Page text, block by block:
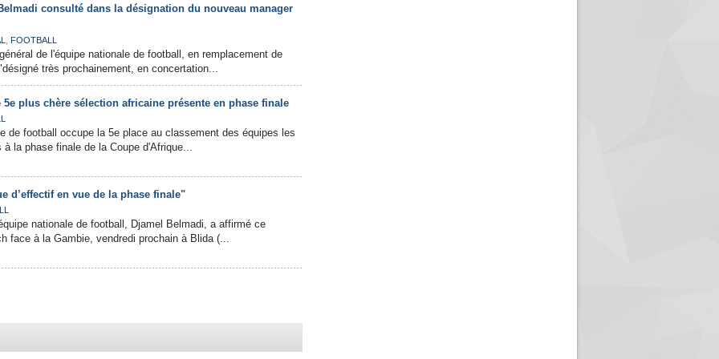
consulté dans la désignation du nouveau manager
, FOOTBALL
de l'équipe nationale de football, en remplacement de
très prochainement, en concertation...
5e plus chère sélection africaine présente en phase finale
de football occupe la 5e place au classement des équipes les
la phase finale de la Coupe d'Afrique...
d’effectif en vue de la phase finale"
nationale de football, Djamel Belmadi, a affirmé ce
face à la Gambie, vendredi prochain à Blida (...